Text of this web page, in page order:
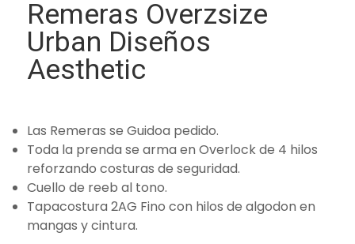
Remeras Overzsize
Urban Diseños
Aesthetic
Las Remeras se Guidoa pedido.
Toda la prenda se arma en Overlock de 4 hilos
reforzando costuras de seguridad.
Cuello de reeb al tono.
Tapacostura 2AG Fino con hilos de algodon en
mangas y cintura.